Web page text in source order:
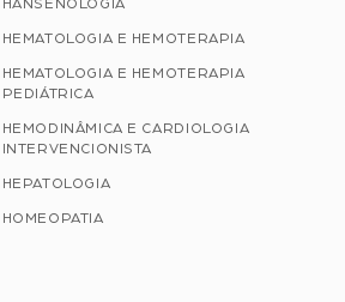
HANSENOLOGIA
HEMATOLOGIA E HEMOTERAPIA
HEMATOLOGIA E HEMOTERAPIA
PEDIÁTRICA
HEMODINÂMICA E CARDIOLOGIA
INTERVENCIONISTA
HEPATOLOGIA
HOMEOPATIA